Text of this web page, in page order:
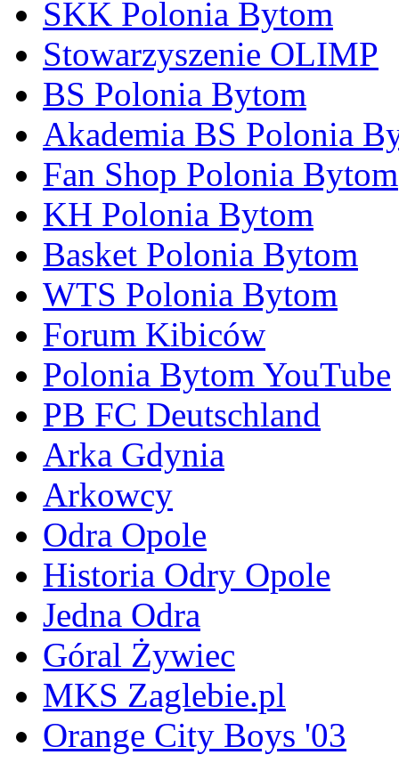
SKK Polonia Bytom
Stowarzyszenie OLIMP
BS Polonia Bytom
Akademia BS Polonia
Fan Shop Polonia Bytom
KH Polonia Bytom
Basket Polonia Bytom
WTS Polonia Bytom
Forum Kibiców
Polonia Bytom YouTube
PB FC Deutschland
Arka Gdynia
Arkowcy
Odra Opole
Historia Odry Opole
Jedna Odra
Góral Żywiec
MKS Zaglebie.pl
Orange City Boys '03